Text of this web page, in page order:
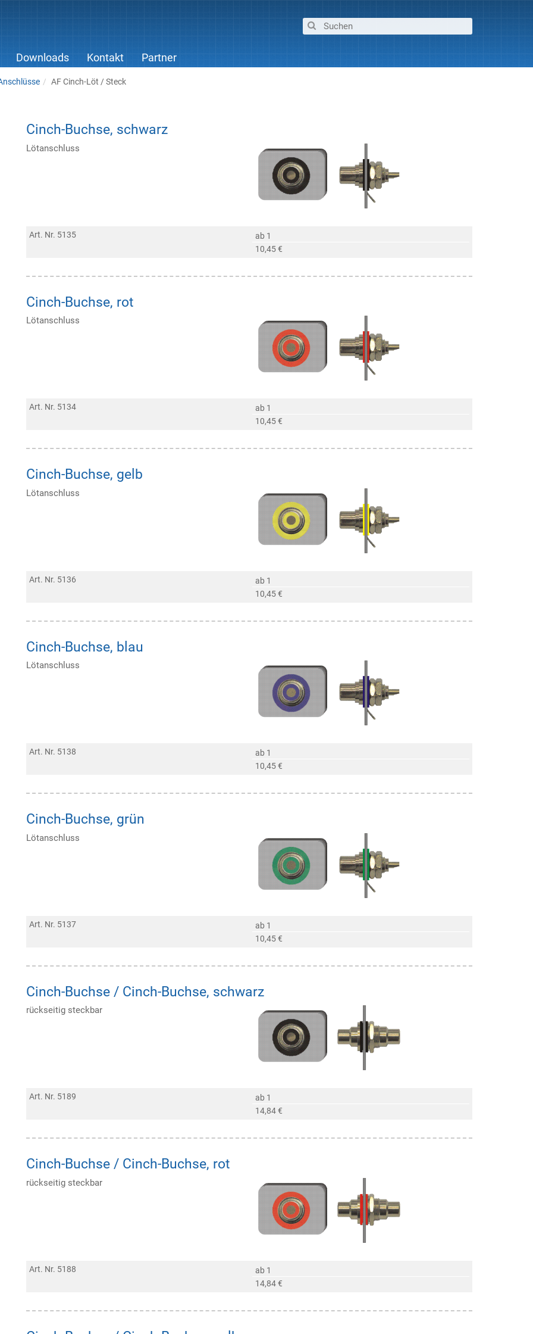
Downloads Kontakt Partner
AF Cinch-Löt / Steck
Cinch-Buchse, schwarz
Lötanschluss
Art. Nr. 5135
ab 1
10,45 €
Cinch-Buchse, rot
Lötanschluss
Art. Nr. 5134
ab 1
10,45 €
Cinch-Buchse, gelb
Lötanschluss
Art. Nr. 5136
ab 1
10,45 €
Cinch-Buchse, blau
Lötanschluss
Art. Nr. 5138
ab 1
10,45 €
Cinch-Buchse, grün
Lötanschluss
Art. Nr. 5137
ab 1
10,45 €
Cinch-Buchse / Cinch-Buchse, schwarz
rückseitig steckbar
Art. Nr. 5189
ab 1
14,84 €
Cinch-Buchse / Cinch-Buchse, rot
rückseitig steckbar
Art. Nr. 5188
ab 1
14,84 €